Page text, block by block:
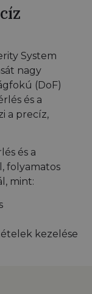
System
nagy
(DoF)
és a
a precíz,
és a
folyamatos
mint:
kezelése